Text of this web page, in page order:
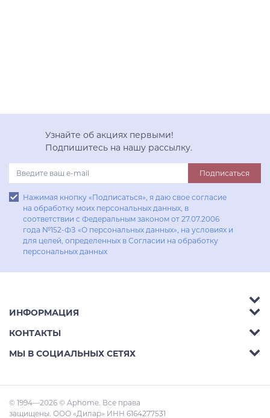
Узнайте об акциях первыми!
Подпишитесь на нашу рассылку.
Подписаться
Нажимая кнопку «Подписаться», я даю свое согласие
на обработку моих персональных данных, в
соответствии с Федеральным законом от 27.07.2006
года №152-ФЗ «О персональных данных», на условиях и
для целей, определенных в Согласии на обработку
персональных данных
Аксессуары
Гостиные
Кухни
Кабинеты
Малые Формы
ИНФОРМАЦИЯ
Акции
Доставка
Статьи
КОНТАКТЫ
Телефон: 8 (800) 302-42-39
Адрес: Ростов-на-Дону, пр.Михаила Нагибина
30л
МЫ В СОЦИАЛЬНЫХ СЕТЯХ
© 1994—2026 © Aphome. Все права
защищены. ООО «Дилар» ИНН 6164277531